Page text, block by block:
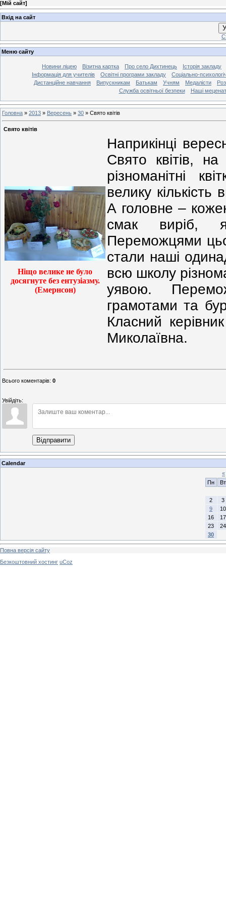
[Мій сайт]
Вхід на сайт
Меню сайту
Новини ліцею Візитна картка Про село Дихтинець
Історія закладу
Інформація для учителів
Освітні програми закладу
Соціально-
Дистанційне навчання
Випускникам Батькам Учням Медалісти
Служба освітньої безпеки
Наші
Головна » 2013 » Вересень » 30 » Свято квітів
Свято квітів
Ніщо велике не було
досягнуте без ентузіазму.
(Емернсон)
Наприкінці
Свято квітів,
різноманітні
велику кількість
А головне –
смак виріб,
Переможцями
стали наші
всю школу
уявою.
грамотами та
Класний
Миколаївна.
Всього коментарів: 0
Увійдіть:
Відправити
Calendar
«
Пн
Вт
2
3
9
10
16
17
23
24
30
Повна версія сайту
Безкоштовний хостинг uCoz